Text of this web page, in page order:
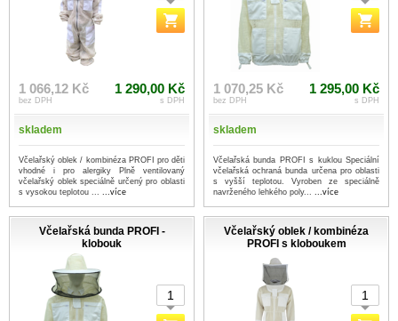
1 066,12 Kč
bez DPH
1 290,00 Kč
s DPH
skladem
Včelařský oblek / kombinéza PROFI pro děti
vhodné i pro alergiky Plně ventilovaný
včelařský oblek speciálně určený pro oblasti
s vysokou teplotou ... ...více
1 070,25 Kč
bez DPH
1 295,00 Kč
s DPH
skladem
Včelařská bunda PROFI s kuklou Speciální
včelařská ochraná bunda určena pro oblasti
s vyšší teplotou. Vyroben ze speciálně
navrženého lehkého poly... ...více
Včelařská bunda PROFI -
klobouk
Včelařský oblek / kombinéza
PROFI s kloboukem